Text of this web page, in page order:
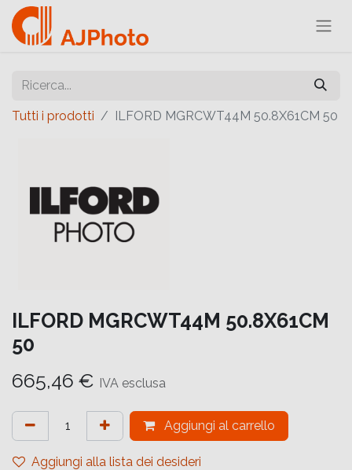
Tutti i prodotti ILFORD MGRCWT44M 50.8X61CM 50
ILFORD MGRCWT44M 50.8X61CM
50
665,46 € IVA esclusa
Aggiungi al carrello
Aggiungi alla lista dei desideri